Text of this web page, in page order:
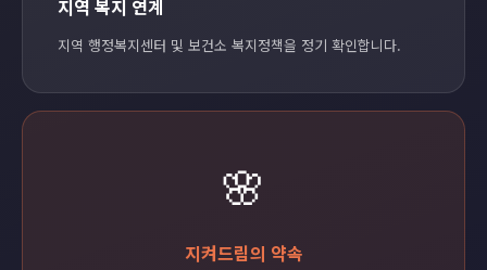
지역 복지 연계
지역 행정복지센터 및 보건소 복지정책을 정기 확인합니다.
🌸
지켜드림의 약속